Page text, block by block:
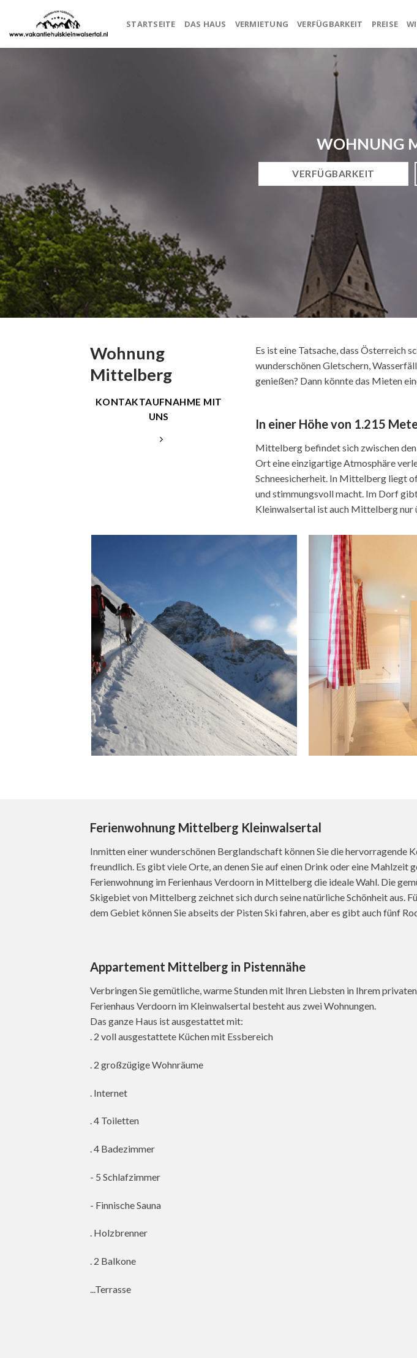
springen
STARTSEITE DAS HAUS VERMIETUNG VERFÜGBARKEIT PREISE
WOHNUNG
VERFÜGBARKEIT
Wohnung
Mittelberg
KONTAKTAUFNAHME MIT
UNS
Es ist eine Tatsache, dass Österreich
wunderschönen Gletschern,
genießen? Dann könnte das Mieten
In einer Höhe von 1.215
Mittelberg befindet sich zwischen
Ort eine einzigartige Atmosphäre
Schneesicherheit. In Mittelberg liegt
und stimmungsvoll macht. Im Dorf
Kleinwalsertal ist auch Mittelberg nur
WINTER DAS
Ferienwohnung Mittelberg Kleinwalsertal
Inmitten einer wunderschönen Berglandschaft können Sie die
freundlich. Es gibt viele Orte, an denen Sie auf einen Drink oder eine Mahlzeit
Ferienwohnung im Ferienhaus Verdoorn in Mittelberg die ideale Wahl. Die
Skigebiet von Mittelberg zeichnet sich durch seine natürliche Schönheit aus.
dem Gebiet können Sie abseits der Pisten Ski fahren, aber es gibt auch fünf
Appartement Mittelberg in Pistennähe
Verbringen Sie gemütliche, warme Stunden mit Ihren Liebsten in Ihrem
Ferienhaus Verdoorn im Kleinwalsertal besteht aus zwei Wohnungen.
Das ganze Haus ist ausgestattet mit:
. 2 voll ausgestattete Küchen mit Essbereich
. 2 großzügige Wohnräume
. Internet
. 4 Toiletten
. 4 Badezimmer
- 5 Schlafzimmer
- Finnische Sauna
. Holzbrenner
. 2 Balkone
...Terrasse